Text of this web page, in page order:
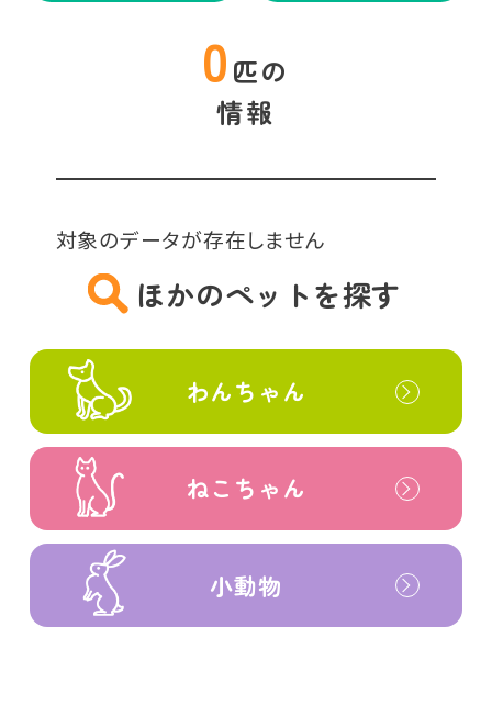
0 匹の
情報
対象のデータが存在しません
ほかのペットを探す
わんちゃん
ねこちゃん
小動物